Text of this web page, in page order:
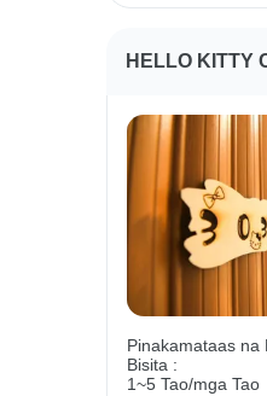
HELLO KITTY
Pinakamataas na
Bisita :
1~5 Tao/mga Tao